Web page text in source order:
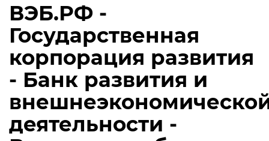
ВЭБ.РФ -
Государственная
корпорация развития
- Банк развития и
деятельности -